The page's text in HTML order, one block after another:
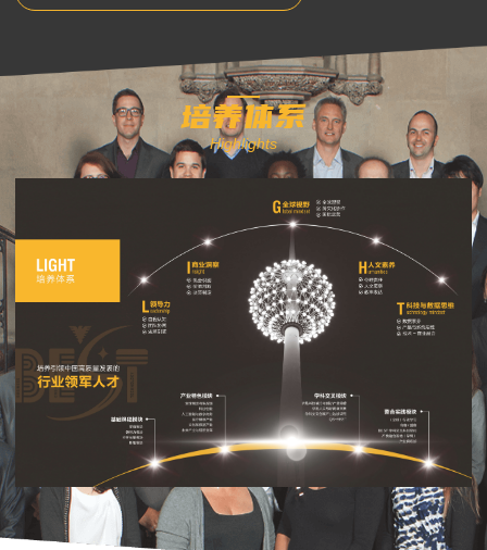
培养体系
Highlights